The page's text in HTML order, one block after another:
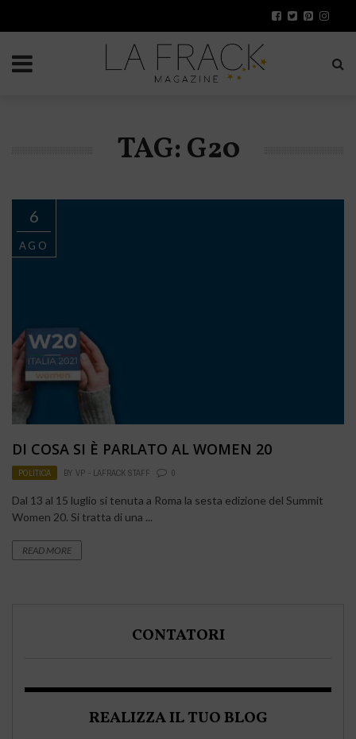
TAG: G20
6
AGO
DI COSA SI È PARLATO AL WOMEN 20
POLITICA BY VP - LAFRACK STAFF 0
Dal 13 al 15 luglio si tenuta a Roma la sesta edizione del Summit
Women 20. Si tratta di una ...
READ MORE
CONTATORI
REALIZZA IL TUO BLOG